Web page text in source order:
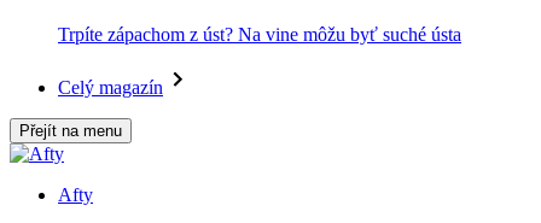
Trpíte zápachom z úst? Na vine môžu byť suché ústa
Celý magazín
Přejít na menu
Afty